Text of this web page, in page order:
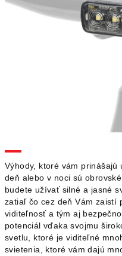
Výhody, ktoré vám
deň alebo v noci sú
budete užívať silné a jasné
zatiaľ čo cez deň Vám zaistí
viditeľnosť a tým aj
potenciál vďaka svojmu
svetlu, ktoré je viditeľné
svietenia, ktoré vám dajú